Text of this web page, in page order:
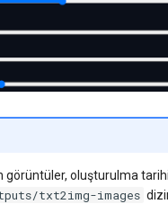
görüntüler, oluşturulma
txt2img-images